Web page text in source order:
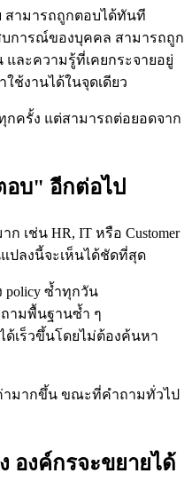
สามารถถูกตอบได้ทันที
การณ์ของบุคคล สามารถถูก
และความรู้ที่เคยกระจายอยู่
ช้งานได้ในจุดเดียว
กครั้ง แต่สามารถต่อยอดจาก
อบ" อีกต่อไป
เช่น HR, IT หรือ Customer
แปลงนี้จะเห็นได้ชัดที่สุด
policy ซ้ำทุกวัน
ถามพื้นฐานซ้ำ ๆ
ด้เร็วขึ้นโดยไม่ต้องค้นหา
มากขึ้น ขณะที่คำถามทั่วไป
องค์กรจะขยายได้